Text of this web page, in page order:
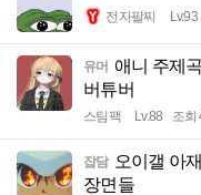
전자팔찌 Lv.93
유머 애니 주제
버튜버
스팀팩 Lv.88 조회
잡담 오이갤 아
장면들